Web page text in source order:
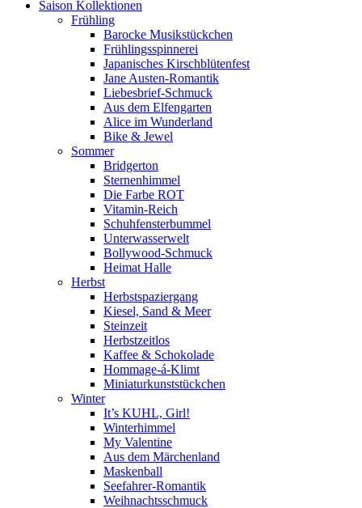
Saison Kollektionen
Frühling
Barocke Musikstückchen
Frühlingsspinnerei
Japanisches Kirschblütenfest
Jane Austen-Romantik
Liebesbrief-Schmuck
Aus dem Elfengarten
Alice im Wunderland
Bike & Jewel
Sommer
Bridgerton
Sternenhimmel
Die Farbe ROT
Vitamin-Reich
Schuhfensterbummel
Unterwasserwelt
Bollywood-Schmuck
Heimat Halle
Herbst
Herbstspaziergang
Kiesel, Sand & Meer
Steinzeit
Herbstzeitlos
Kaffee & Schokolade
Hommage-á-Klimt
Miniaturkunststückchen
Winter
It’s KUHL, Girl!
Winterhimmel
My Valentine
Aus dem Märchenland
Maskenball
Seefahrer-Romantik
Weihnachtsschmuck